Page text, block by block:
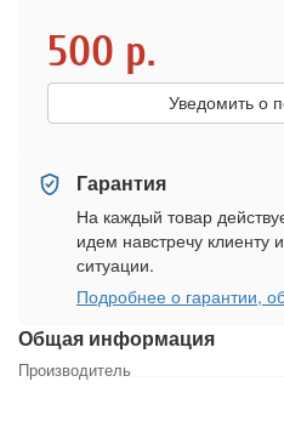
Общая информация
Производитель
500 р.
Уведомить о
Гарантия
На каждый товар
идем навстречу
ситуации.
Подробнее о гарантии,